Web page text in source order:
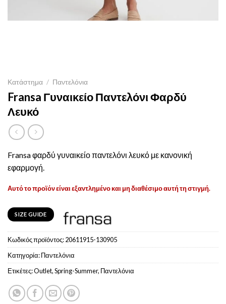
Κατάστημα / Παντελόνια
Fransa Γυναικείο Παντελόνι Φαρδύ
Λευκό
Fransa φαρδύ γυναικείο παντελόνι λευκό με κανονική
εφαρμογή.
Αυτό το προϊόν είναι εξαντλημένο και μη διαθέσιμο αυτή τη στιγμή.
SIZE GUIDE
Κωδικός προϊόντος:20611915-130905
Κατηγορία:Παντελόνια
Ετικέτες:Outlet,Spring-Summer, Παντελόνια